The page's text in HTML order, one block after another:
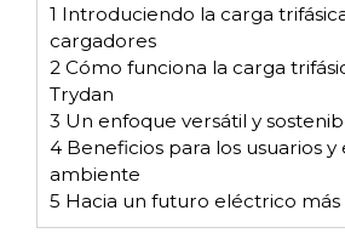
1 Introduciendo la carga
cargadores
2 Cómo funciona la carga
Trydan
3 Un enfoque versátil y
4 Beneficios para los usuarios y
ambiente
5 Hacia un futuro eléctrico más